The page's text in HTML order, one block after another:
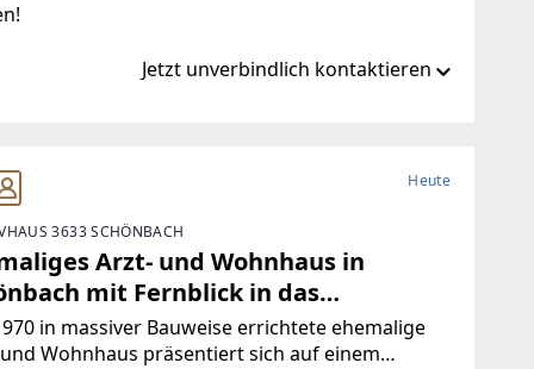
Jetzt unverbindlich kontaktieren
Heute
3633 SCHÖNBACH
Arzt- und Wohnhaus in
mit Fernblick in das
in massiver Bauweise errichtete ehemalige
Wohnhaus präsentiert sich auf einem